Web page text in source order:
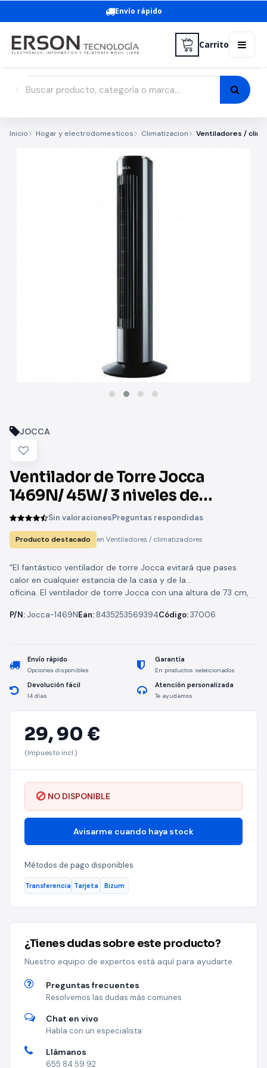
Envío rápido
Carrito
Inicio Hogar y electrodomesticos Climatizacion Ventiladores /
JOCCA
Ventilador de Torre Jocca
1469N/ 45W/ 3 niveles de
potenciaSin valoracionesPreguntas respondidas
Producto destacado en Ventiladores / climatizadores
"El fantástico ventilador de torre Jocca evitará que pases
calor en cualquier estancia de la casa y de la
oficina. El ventilador de torre Jocca con una altura de 73 cm,
P/N: Jocca-1469NEan: 8435253569394Código:37006
Envío rápido
Opciones disponibles
Garantía
En productos seleccionados
Devolución fácil
14 días
Atención personalizada
Te ayudamos
29,90 €
(Impuesto incl.)
NO DISPONIBLE
Avisarme cuando haya stock
Métodos de pago disponibles
Transferencia Tarjeta Bizum
¿Tienes dudas sobre este producto?
Nuestro equipo de expertos está aquí para ayudarte.
Preguntas frecuentes
Resolvemos las dudas más comunes
Chat en vivo
Habla con un especialista
Llámanos
655 84 59 92